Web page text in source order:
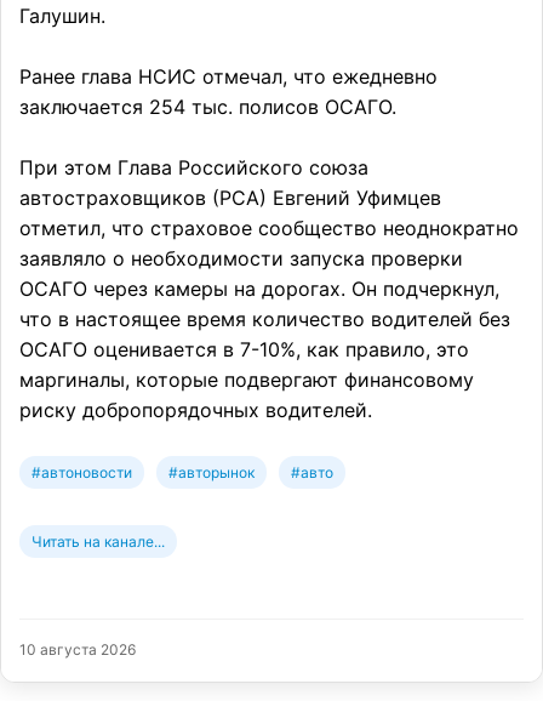
Галушин.
Ранее глава НСИС отмечал, что ежедневно
заключается 254 тыс. полисов ОСАГО.
При этом Глава Российского союза
автостраховщиков (РСА) Евгений Уфимцев
отметил, что страховое сообщество неоднократно
заявляло о необходимости запуска проверки
ОСАГО через камеры на дорогах. Он подчеркнул,
что в настоящее время количество водителей без
ОСАГО оценивается в 7-10%, как правило, это
маргиналы, которые подвергают финансовому
риску добропорядочных водителей.
#автоновости #авторынок #авто
Читать на канале...
10 августа 2026